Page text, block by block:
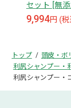
セット [無添
9,994円 (
トップ
頭皮・ボ
利尻シャンプー・
利尻シャンプー・